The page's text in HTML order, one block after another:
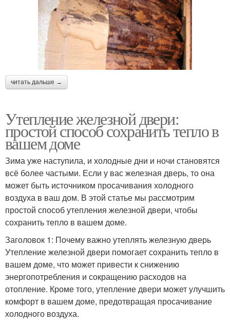
читать дальше →
Утепление железной двери:
простой способ сохранить тепло в
вашем доме
Зима уже наступила, и холодные дни и ночи становятся
всё более частыми. Если у вас железная дверь, то она
может быть источником просачивания холодного
воздуха в ваш дом. В этой статье мы рассмотрим
простой способ утепления железной двери, чтобы
сохранить тепло в вашем доме.
Заголовок 1: Почему важно утеплять железную дверь
Утепление железной двери помогает сохранить тепло в
вашем доме, что может привести к снижению
энергопотребления и сокращению расходов на
отопление. Кроме того, утепление двери может улучшить
комфорт в вашем доме, предотвращая просачивание
холодного воздуха.